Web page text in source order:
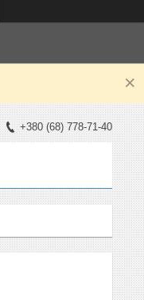
+380 (68) 778-71-40